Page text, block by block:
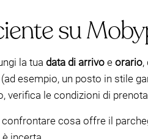
su
la tua data di arrivo e orario,
esempio, un posto in stile
verifica le condizioni di
cosa offre il